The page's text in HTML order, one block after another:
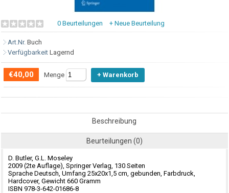
0 Beurteilungen + Neue Beurteilung
Art.Nr. Buch
Verfügbarkeit Lagernd
€40,00 Menge
Beschreibung
Beurteilungen (0)
D. Butler, G.L. Moseley
2009 (2te Auflage), Springer Verlag, 130 Seiten
Sprache Deutsch, Umfang 25x20x1,5 cm, gebunden, Farbdruck,
Hardcover, Gewicht 660 Gramm
ISBN 978-3-642-01686-8